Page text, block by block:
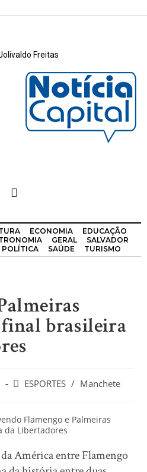
Freitas
ECONOMIA
EDUCAÇÃO
GERAL
SALVADOR
POLÍTICA SAÚDE TURISMO
brasileira
ESPORTES / Manchete
América entre Flamengo